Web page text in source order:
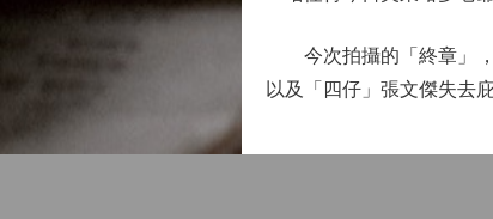
今次拍攝的「終章」，
以及「四仔」張文傑失去